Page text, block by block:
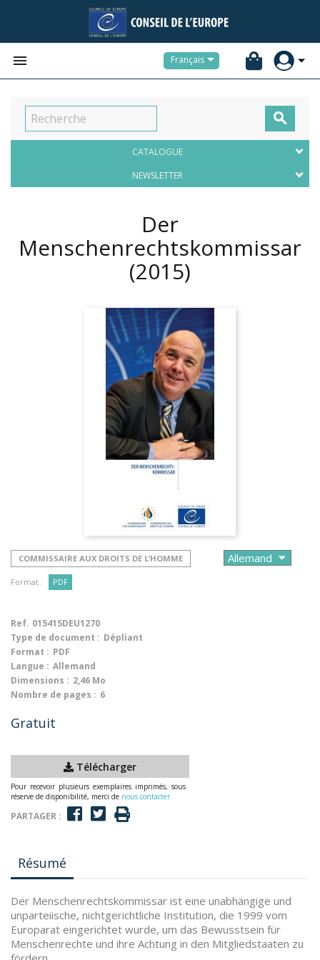
 Français

CATALOGUE
NEWSLETTER
Der
Menschenrechtskommissar
(2015)
COMMISSAIRE AUX DROITS DE L’HOMME
Format : PDF
Ref. 015415DEU1270
Type de document : Dépliant
Format : PDF
Langue : Allemand
Dimensions : 2,46 Mo
Nombre de pages : 6
Gratuit
Télécharger
Pour recevoir plusieurs exemplaires imprimés, sous
réserve de disponibilité, merci de nous contacter
PARTAGER :
Résumé
Der Menschenrechtskommissar ist eine unabhängige und
unparteiische, nichtgerichtliche Institution, die 1999 vom
Europarat eingerichtet wurde, um das Bewusstsein für
Menschenrechte und ihre Achtung in den Mitgliedstaaten zu